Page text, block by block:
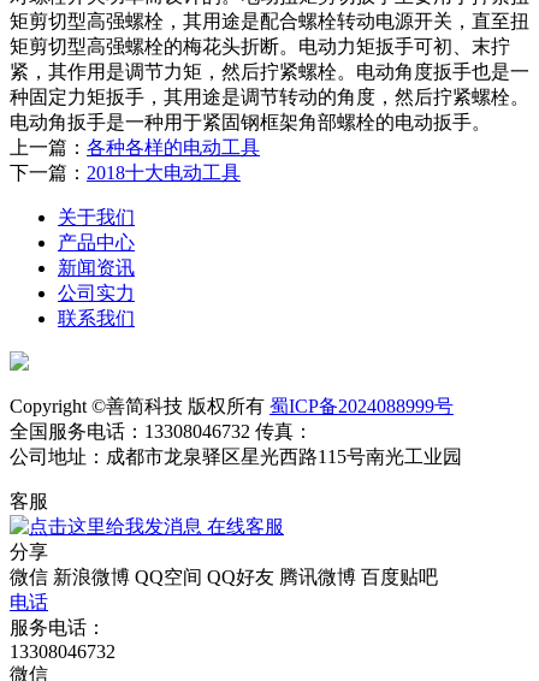
矩剪切型高强螺栓，其用途是配合螺栓转动电源开关，直至扭
矩剪切型高强螺栓的梅花头折断。电动力矩扳手可初、末拧
紧，其作用是调节力矩，然后拧紧螺栓。电动角度扳手也是一
种固定力矩扳手，其用途是调节转动的角度，然后拧紧螺栓。
电动角扳手是一种用于紧固钢框架角部螺栓的电动扳手。
上一篇： 各种各样的电动工具
下一篇： 2018十大电动工具
关于我们
产品中心
新闻资讯
公司实力
联系我们
Copyright ©善简科技 版权所有 蜀ICP备2024088999号
全国服务电话：13308046732 传真：
公司地址：成都市龙泉驿区星光西路115号南光工业园
客服
在线客服
分享
微信 新浪微博 QQ空间 QQ好友 腾讯微博 百度贴吧
电话
服务电话：
13308046732
微信